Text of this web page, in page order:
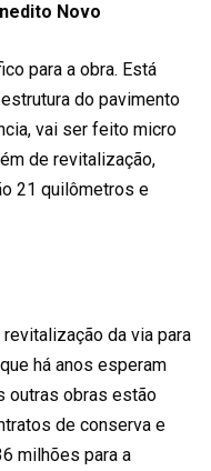
Novo
para a obra. Está
do pavimento
vai ser feito micro
de revitalização,
21 quilômetros e
da via para
há anos esperam
outras obras estão
de conserva e
milhões para a